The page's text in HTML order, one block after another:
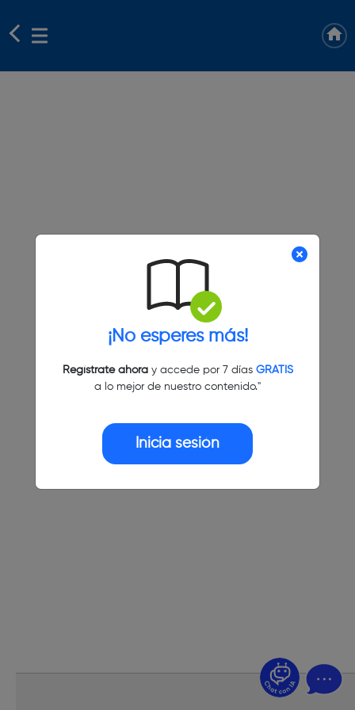
¡No esperes más!
Regístrate ahoray accede por 7 días GRATIS
a lo mejor de nuestro contenido."
Inicia sesión